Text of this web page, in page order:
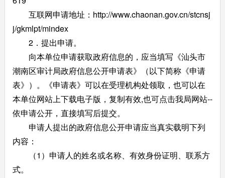
互联网申请地址：http://www.chaonan.gov.cn/stcnsj
j/gkmlpt/mindex
2．提出申请。
向本单位申请获取政府信息的，应当填写《汕头市
潮南区审计局政府信息公开申请表》（以下简称《申请
表》）。《申请表》可以在受理机构处领取，也可以在
本单位网站上下载电子版，复制有效,也可点击我局网站--
依申请公开，直接填写后提交。
申请人提出的政府信息公开申请应当真实载明下列
内容：
（1）申请人的姓名或名称、有效身份证明、联系方
式。